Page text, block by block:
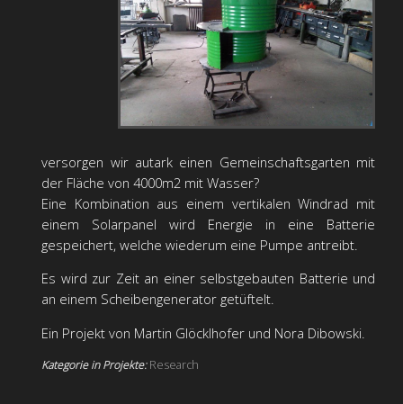
versorgen wir autark einen Gemeinschaftsgarten mit
der Fläche von 4000m2 mit Wasser?
Eine Kombination aus einem vertikalen Windrad mit
einem Solarpanel wird Energie in eine Batterie
gespeichert, welche wiederum eine Pumpe antreibt.
Es wird zur Zeit an einer selbstgebauten Batterie und
an einem Scheibengenerator getüftelt.
Ein Projekt von Martin Glöcklhofer und Nora Dibowski.
Kategorie in Projekte:Research